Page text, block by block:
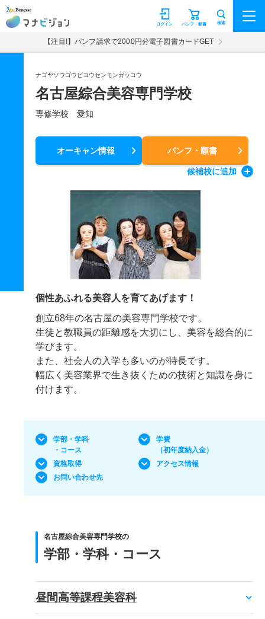
マナビジョン パンフ・願書
ログイン 検索
【注目!】パンフ請求で2000円分電子図書カードGET
ナゴヤソウゴウビヨウセンモンガッコウ
名古屋綜合美容専門学校
専修学校 愛知
オーキャン情報 パンフ・願書
候補校に追加
個性あふれる美容人を育てあげます！
創立68年の名古屋の美容専門学校です。
生徒と教職員の距離感を大切にし、美容を総合的に
学びます。
また、社会人の入学も多いのが特長です。
幅広く美容業界で生き抜くための技術と知識を身に
付けます。
学部・学科
・コース
学費
（初年度納入金）
資格取得
アクセス情報
お問い合わせ先
名古屋綜合美容専門学校の
学部・学科・コース
昼間高等課程美容科